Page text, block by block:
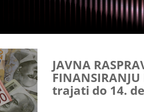
JAVNA
trajati do 14.